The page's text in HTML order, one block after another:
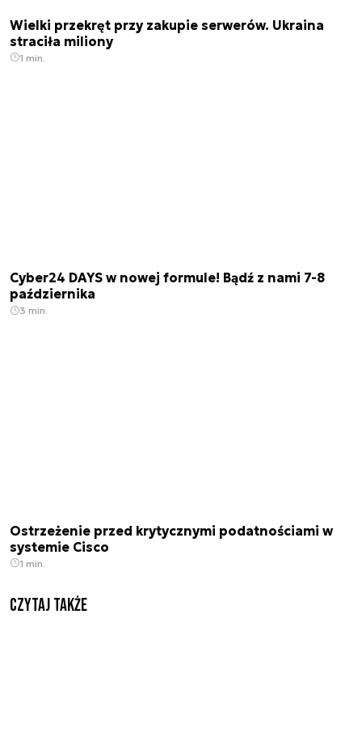
Wielki przekręt przy zakupie serwerów. Ukraina
straciła miliony
1 min.
Cyber24 DAYS w nowej formule! Bądź z nami 7-8
października
3 min.
Ostrzeżenie przed krytycznymi podatnościami w
systemie Cisco
1 min.
Czytaj także